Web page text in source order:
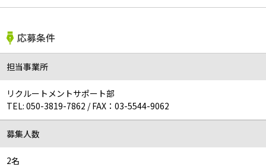
応募条件
担当事業所
リクルートメントサポート部
TEL:050-3819-7862 /FAX：03-5544-9062
募集人数
2名